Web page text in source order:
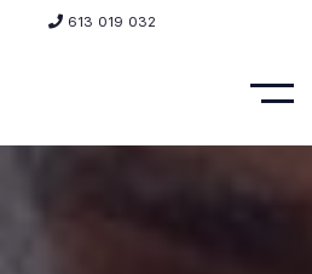
613 019 032